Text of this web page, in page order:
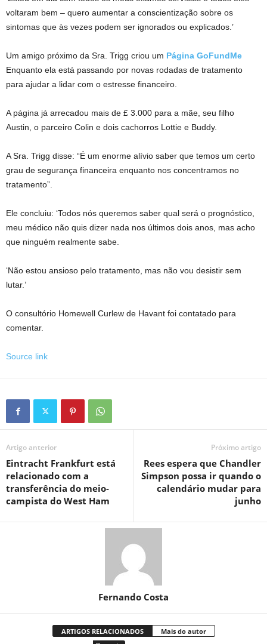
voltaram bem – quero aumentar a conscientização sobre os
sintomas que às vezes podem ser ignorados ou explicados.’
Um amigo próximo da Sra. Trigg criou um Página GoFundMe
Enquanto ela está passando por novas rodadas de tratamento
para ajudar a lidar com o estresse financeiro.
A página já arrecadou mais de £ 3.000 para a mãe, seu filho
Austin, o parceiro Colin e dois cachorros Lottie e Buddy.
A Sra. Trigg disse: “É um enorme alívio saber que temos um certo
grau de segurança financeira enquanto nos concentramos no
tratamento”.
Ele concluiu: ‘Todos nós queremos saber qual será o prognóstico,
meu médico não quis dizer nada nos últimos dois anos, mas acho
que ninguém realmente sabe.
‘Não estou ansioso pelo tratamento, mas não vou desistir sem
lutar.’
O consultório Homewell Curlew de Havant foi contatado para
comentar.
Source link
Artigo anterior
Eintracht Frankfurt está
relacionado com a
transferência do meio-
campista do West Ham
Próximo artigo
Rees espera que Chandler
Simpson possa ir quando o
calendário mudar para
junho
Fernando Costa
ARTIGOS RELACIONADOS Mais do autor